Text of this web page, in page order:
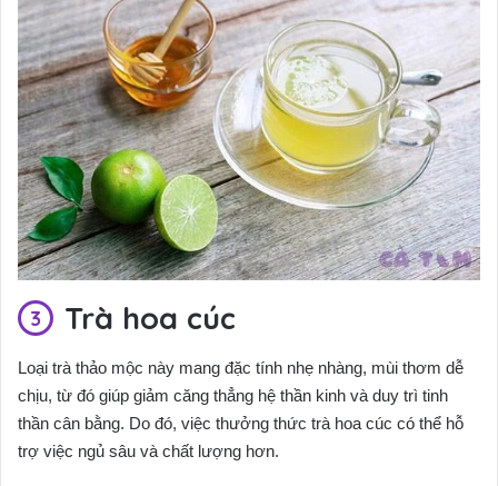
Trà hoa cúc
Loại trà thảo mộc này mang đặc tính nhẹ nhàng, mùi thơm dễ
chịu, từ đó giúp giảm căng thẳng hệ thần kinh và duy trì tinh
thần cân bằng. Do đó, việc thưởng thức trà hoa cúc có thể hỗ
trợ việc ngủ sâu và chất lượng hơn.